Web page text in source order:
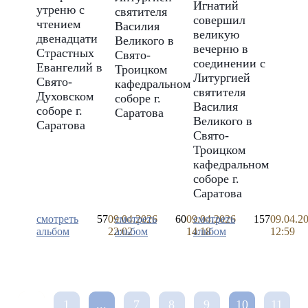
утреню с
чтением
двенадцати
Страстных
Евангелий в
Свято-
Духовском
соборе г.
Саратова
смотреть
альбом
5709.04.2026
22:02
святителя
Василия
Великого в
Свято-
Троицком
кафедральном
соборе г.
Саратова
смотреть
альбом
6009.04.2026
14:18
Игнатий
совершил
великую
вечерню в
соединении с
Литургией
святителя
Василия
Великого в
Свято-
Троицком
кафедральном
соборе г.
Саратова
смотреть
альбом
157
12:59
1 ... 7 8 9 10
11